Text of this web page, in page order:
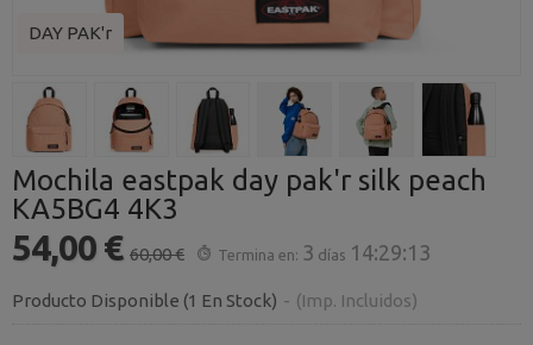
DAY PAK'r
Mochila eastpak day pak'r silk peach
KA5BG4 4K3
54,00 € 60,00 € Termina en: 3 días 14:29:13
Producto Disponible (1 En Stock) - (Imp. Incluidos)